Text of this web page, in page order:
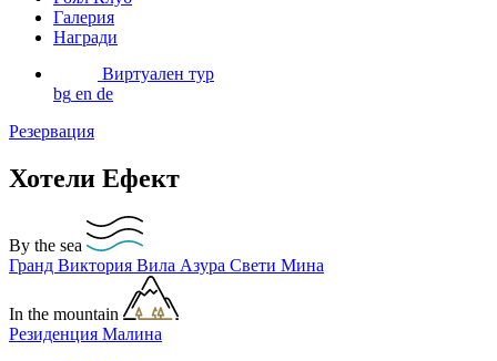
Галерия
Награди
Виртуален тур
bg en de
Резервация
Хотели Ефект
By the sea
Гранд Виктория Вила Азура Свети Мина
In the mountain
Резиденция Малина